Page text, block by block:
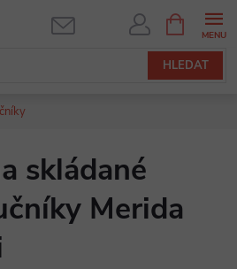
HLEDAT
NÁKUPNÍ
KOŠÍK
skládané
Merida